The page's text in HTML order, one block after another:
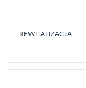
REWITALIZACJA